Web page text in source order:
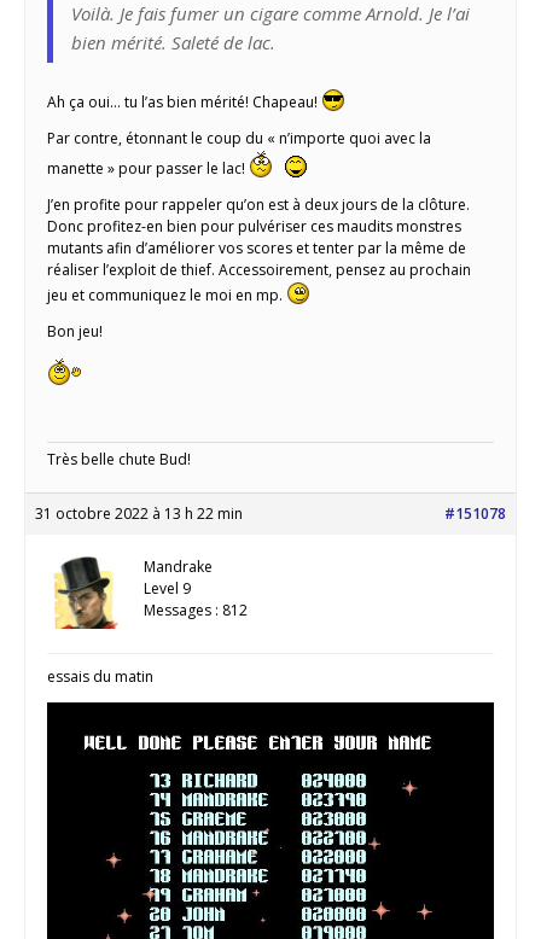
Voilà. Je fais fumer un cigare comme Arnold. Je l’ai
bien mérité. Saleté de lac.
Ah ça oui… tu l’as bien mérité! Chapeau!
Par contre, étonnant le coup du « n’importe quoi avec la
manette » pour passer le lac!
J’en profite pour rappeler qu’on est à deux jours de la clôture.
Donc profitez-en bien pour pulvériser ces maudits monstres
mutants afin d’améliorer vos scores et tenter par la même de
réaliser l’exploit de thief. Accessoirement, pensez au prochain
jeu et communiquez le moi en mp.
Bon jeu!
Très belle chute Bud!
31 octobre 2022 à 13 h 22 min #151078
Mandrake
Level 9
Messages : 812
essais du matin